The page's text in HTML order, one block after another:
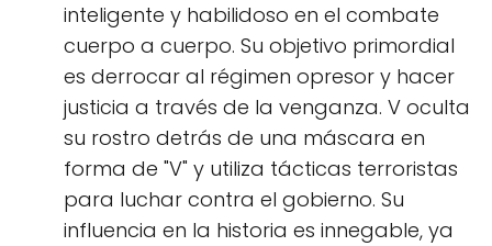
inteligente y habilidoso en el combate
cuerpo a cuerpo. Su objetivo primordial
es derrocar al régimen opresor y hacer
justicia a través de la venganza. V oculta
su rostro detrás de una máscara en
forma de "V" y utiliza tácticas terroristas
para luchar contra el gobierno. Su
influencia en la historia es innegable, ya